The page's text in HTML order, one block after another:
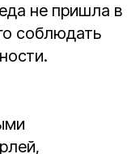
не пришла в
соблюдать